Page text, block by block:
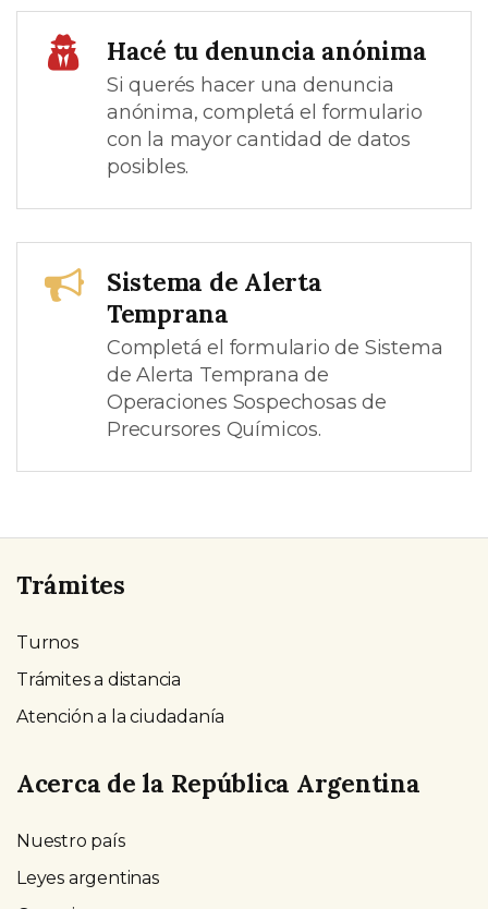
Hacé tu denuncia anónima
Si querés hacer una denuncia
anónima, completá el formulario
con la mayor cantidad de datos
posibles.
Sistema de Alerta
Temprana
Completá el formulario de Sistema
de Alerta Temprana de
Operaciones Sospechosas de
Precursores Químicos.
Trámites
Turnos
Trámites a distancia
Atención a la ciudadanía
Acerca de la República Argentina
Nuestro país
Leyes argentinas